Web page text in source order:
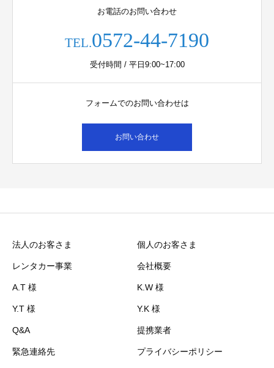
お電話のお問い合わせ
TEL.0572-44-7190
受付時間 / 平日9:00~17:00
フォームでのお問い合わせは
お問い合わせ
法人のお客さま 個人のお客さま
レンタカー事業 会社概要
A.T 様 K.W 様
Y.T 様 Y.K 様
Q&A 提携業者
緊急連絡先 プライバシーポリシー